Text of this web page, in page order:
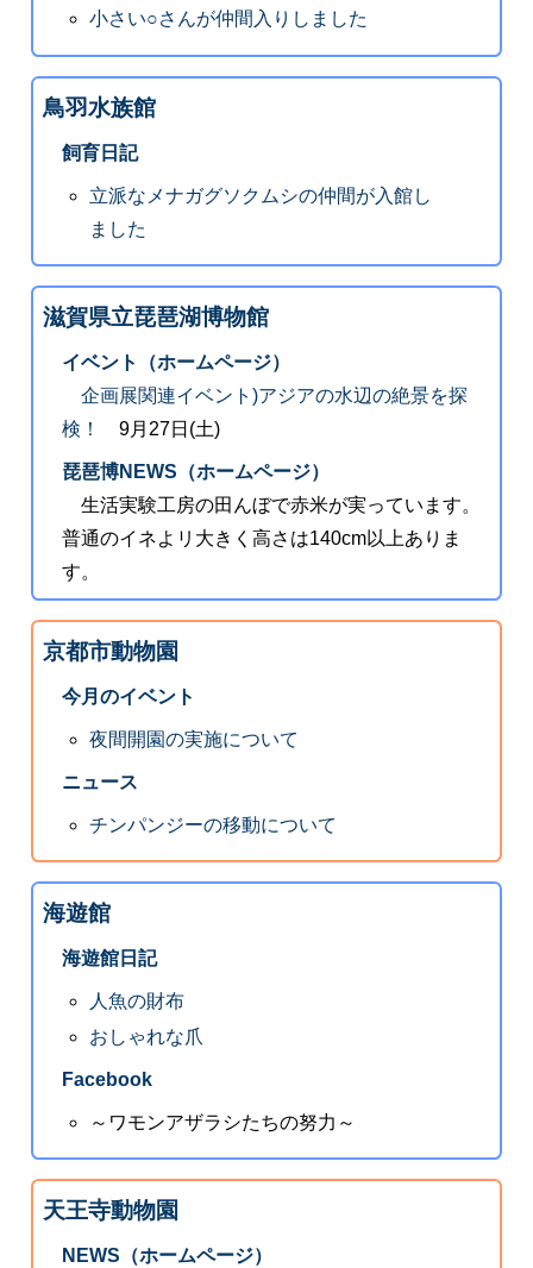
小さい○さんが仲間入りしました
鳥羽水族館
飼育日記
立派なメナガグソクムシの仲間が入館し
ました
滋賀県立琵琶湖博物館
イベント（ホームページ）
企画展関連イベント)アジアの水辺の絶景を探
検！
9月27日(土)
琵琶博NEWS（ホームページ）
生活実験工房の田んぼで赤米が実っています。
普通のイネよリ大きく高さは140cm以上ありま
す。
京都市動物園
今月のイベント
夜間開園の実施について
ニュース
チンパンジーの移動について
海遊館
海遊館日記
人魚の財布
おしゃれな爪
Facebook
～ワモンアザラシたちの努力～
天王寺動物園
NEWS（ホームページ）